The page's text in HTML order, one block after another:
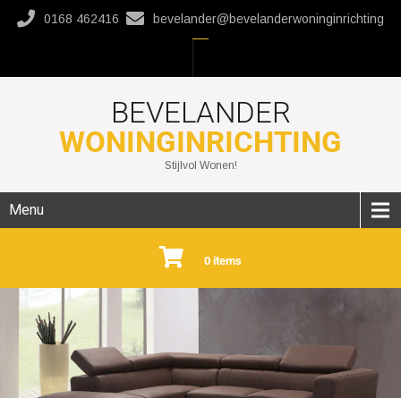
0168 462416 bevelander@bevelanderwoninginrichting
BEVELANDER
WONINGINRICHTING
Stijlvol Wonen!
Menu
0 items